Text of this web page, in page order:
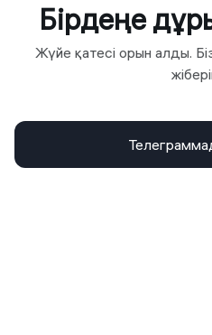
Бірдеңе
Жүйе қатесі орын алды.